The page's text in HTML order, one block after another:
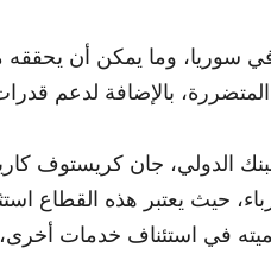
سوريا، وما يمكن أن يحققه
بالإضافة لدعم
الدولي، جان كريستوف
حيث يعتبر هذه
في استئناف خدمات